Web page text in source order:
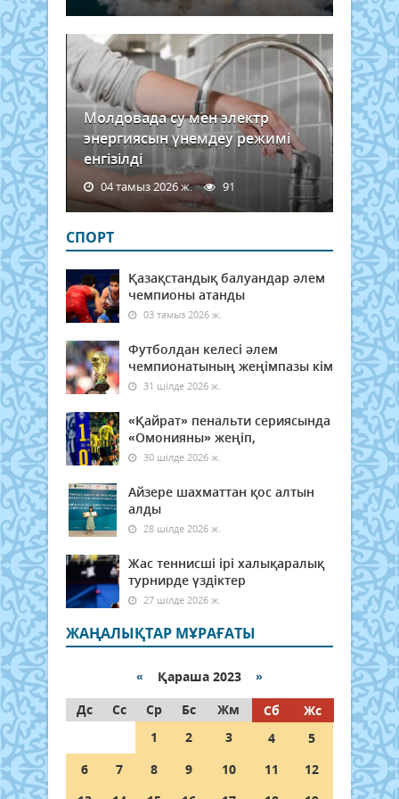
Молдовада су мен электр
энергиясын үнемдеу режимі
енгізілді
04 тамыз 2026 ж. 91
СПОРТ
Қазақстандық балуандар әлем
чемпионы атанды
03 тамыз 2026 ж.
Футболдан келесі әлем
чемпионатының жеңімпазы кім
31 шілде 2026 ж.
«Қайрат» пенальти сериясында
«Омонияны» жеңіп,
30 шілде 2026 ж.
Айзере шахматтан қос алтын
алды
28 шілде 2026 ж.
Жас теннисші ірі халықаралық
турнирде үздіктер
27 шілде 2026 ж.
ЖАҢАЛЫҚТАР МҰРАҒАТЫ
« Қараша 2023 »
Дс
Сс Ср Бс Жм Сб
Жс
1
2 3 4
5
6
7 8 9 10 11
12